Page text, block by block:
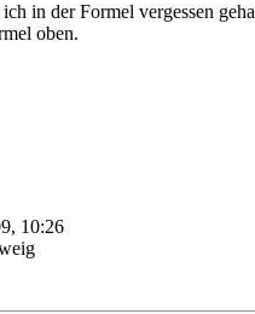
in der Formel vergessen
oben.
10:26